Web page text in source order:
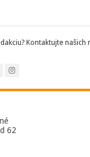
Kontaktujte
62